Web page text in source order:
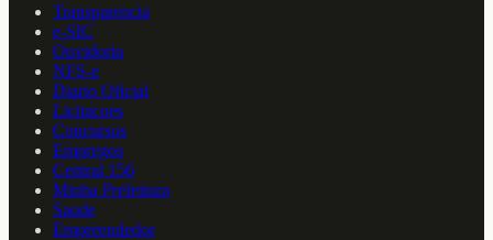
Transparencia
e-SIC
Ouvidoria
NFS-e
Diario Oficial
Licitacoes
Concursos
Empregos
Central 156
Minha Prefeitura
Saude
Empreendedor